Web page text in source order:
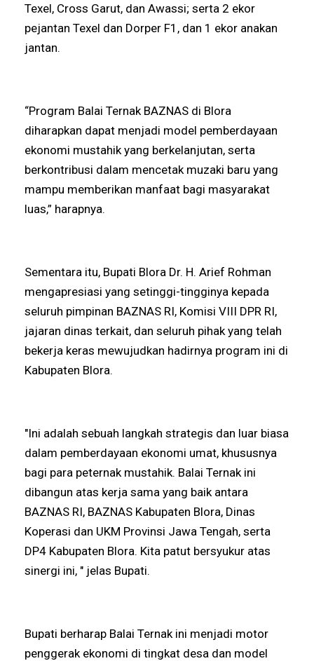
Texel, Cross Garut, dan Awassi; serta 2 ekor
pejantan Texel dan Dorper F1, dan 1 ekor anakan
jantan.
“Program Balai Ternak BAZNAS di Blora
diharapkan dapat menjadi model pemberdayaan
ekonomi mustahik yang berkelanjutan, serta
berkontribusi dalam mencetak muzaki baru yang
mampu memberikan manfaat bagi masyarakat
luas,” harapnya.
Sementara itu, Bupati Blora Dr. H. Arief Rohman
mengapresiasi yang setinggi-tingginya kepada
seluruh pimpinan BAZNAS RI, Komisi VIII DPR RI,
jajaran dinas terkait, dan seluruh pihak yang telah
bekerja keras mewujudkan hadirnya program ini di
Kabupaten Blora.
"Ini adalah sebuah langkah strategis dan luar biasa
dalam pemberdayaan ekonomi umat, khususnya
bagi para peternak mustahik. Balai Ternak ini
dibangun atas kerja sama yang baik antara
BAZNAS RI, BAZNAS Kabupaten Blora, Dinas
Koperasi dan UKM Provinsi Jawa Tengah, serta
DP4 Kabupaten Blora. Kita patut bersyukur atas
sinergi ini, " jelas Bupati.
Bupati berharap Balai Ternak ini menjadi motor
penggerak ekonomi di tingkat desa dan model